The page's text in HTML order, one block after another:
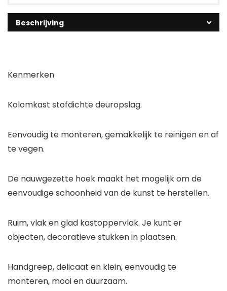
Beschrijving
Kenmerken
Kolomkast stofdichte deuropslag.
Eenvoudig te monteren, gemakkelijk te reinigen en af
te vegen.
De nauwgezette hoek maakt het mogelijk om de
eenvoudige schoonheid van de kunst te herstellen.
Ruim, vlak en glad kastoppervlak. Je kunt er
objecten, decoratieve stukken in plaatsen.
Handgreep, delicaat en klein, eenvoudig te
monteren, mooi en duurzaam.